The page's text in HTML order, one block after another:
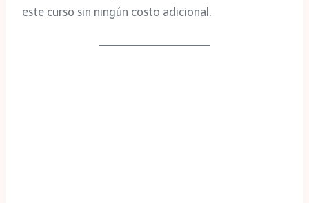
este curso sin ningún costo adicional.